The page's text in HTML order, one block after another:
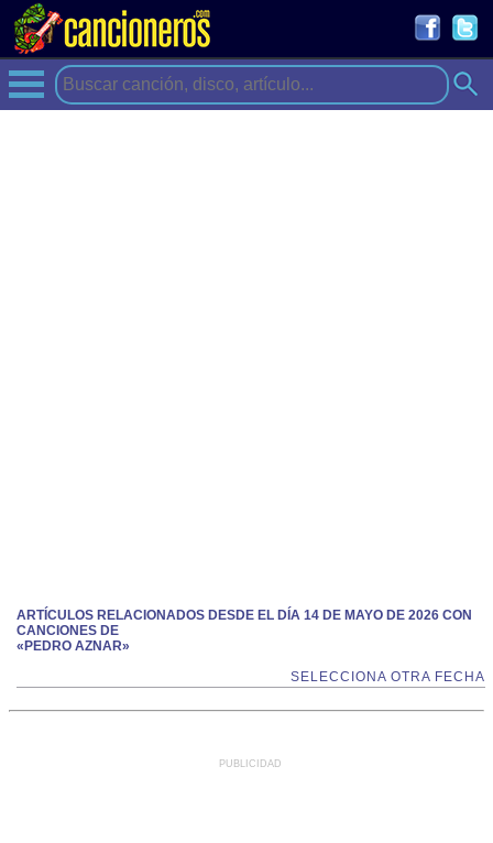
ARTÍCULOS RELACIONADOS DESDE EL DÍA 14 DE MAYO DE 2026 CON
CANCIONES DE
«PEDRO AZNAR»
SELECCIONA OTRA FECHA
PUBLICIDAD